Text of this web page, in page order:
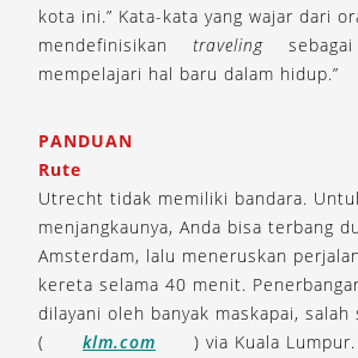
kota ini.” Kata-kata yang wajar dari
mendefinisikan
traveling
mempelajari hal baru dalam hidup.”
PANDUAN
Rute
Utrecht tidak memiliki bandara.
menjangkaunya, Anda bisa terbang
Amsterdam, lalu meneruskan
kereta selama 40 menit.
dilayani oleh banyak maskapai, salah
(
klm.com
) via Kuala